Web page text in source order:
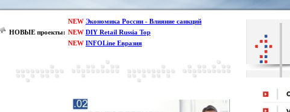
НОВЫЕ проекты:
NEW Экономика России - Влияние санкций
NEW DIY Retail Russia Top
NEW INFOLine Евразия